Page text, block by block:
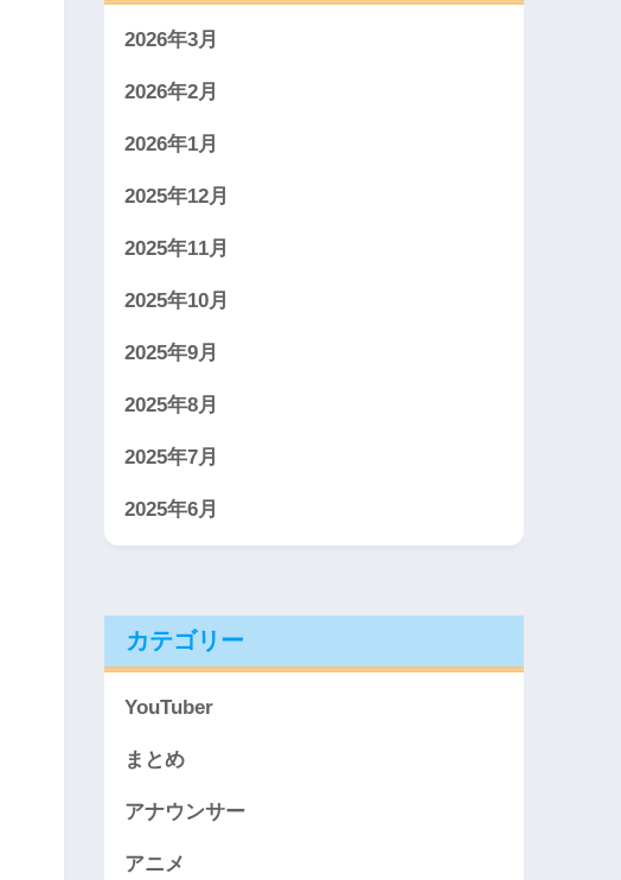
2026年3月
2026年2月
2026年1月
2025年12月
2025年11月
2025年10月
2025年9月
2025年8月
2025年7月
2025年6月
カテゴリー
YouTuber
まとめ
アナウンサー
アニメ